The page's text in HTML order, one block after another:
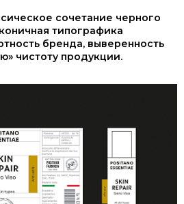
сочетание черного
типографика
бренда, выверенность
чистоту продукции.